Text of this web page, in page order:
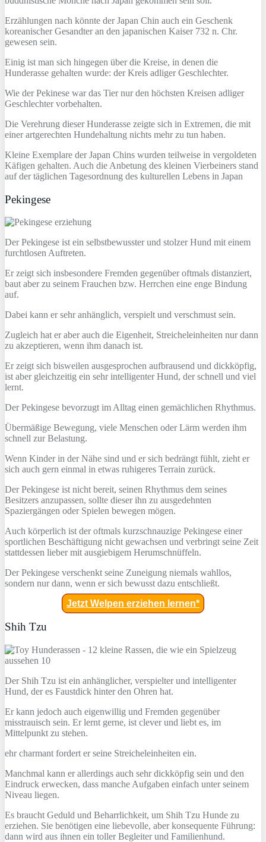
Erzählungen nach könnte der Japan Chin auch ein Geschenk
koreanischer Gesandter an den japanischen Kaiser 732 n. Chr.
gewesen sein.
Einig ist man sich hingegen über die Kreise, in denen die
Hunderasse gehalten wurde: der Kreis adliger Geschlechter.
Wie der Pekinese war das Tier nur den höchsten Kreisen adliger
Geschlechter vorbehalten.
Die Verehrung dieser Hunderasse zeigte sich in Extremen, die mit
einer artgerechten Hundehaltung nichts mehr zu tun haben.
Kleine Exemplare der Japan Chins wurden teilweise in vergoldeten
Käfigen gehalten. Auch die Anbetung des kleinen Vierbeiners stand
auf der täglichen Tagesordnung des kulturellen Lebens in Japan
Pekingese
Der Pekingese ist ein selbstbewusster und stolzer Hund mit einem
furchtlosen Auftreten.
Er zeigt sich insbesondere Fremden gegenüber oftmals distanziert,
baut aber zu seinem Frauchen bzw. Herrchen eine enge Bindung
auf.
Dabei kann er sehr anhänglich, verspielt und verschmust sein.
Zugleich hat er aber auch die Eigenheit, Streicheleinheiten nur dann
zu akzeptieren, wenn ihm danach ist.
Er zeigt sich bisweilen ausgesprochen aufbrausend und dickköpfig,
ist aber gleichzeitig ein sehr intelligenter Hund, der schnell und viel
lernt.
Der Pekingese bevorzugt im Alltag einen gemächlichen Rhythmus.
Übermäßige Bewegung, viele Menschen oder Lärm werden ihm
schnell zur Belastung.
Wenn Kinder in der Nähe sind und er sich bedrängt fühlt, zieht er
sich auch gern einmal in etwas ruhigeres Terrain zurück.
Der Pekingese ist nicht bereit, seinen Rhythmus dem seines
Besitzers anzupassen, sollte dieser ihn zu ausgedehnten
Spaziergängen oder Spielen bewegen mögen.
Auch körperlich ist der oftmals kurzschnauzige Pekingese einer
sportlichen Beschäftigung nicht gewachsen und verbringt seine Zeit
stattdessen lieber mit ausgiebigem Herumschnüffeln.
Der Pekingese verschenkt seine Zuneigung niemals wahllos,
sondern nur dann, wenn er sich bewusst dazu entschließt.
Jetzt Welpen erziehen lernen*
Shih Tzu
Der Shih Tzu ist ein anhänglicher, verspielter und intelligenter
Hund, der es Faustdick hinter den Ohren hat.
Er kann jedoch auch eigenwillig und Fremden gegenüber
misstrauisch sein. Er lernt gerne, ist clever und liebt es, im
Mittelpunkt zu stehen.
ehr charmant fordert er seine Streicheleinheiten ein.
Manchmal kann er allerdings auch sehr dickköpfig sein und den
Eindruck erwecken, dass manche Aufgaben einfach unter seinem
Niveau liegen.
Es braucht Geduld und Beharrlichkeit, um Shih Tzu Hunde zu
erziehen. Sie benötigen eine liebevolle, aber konsequente Führung:
dann wird aus ihnen ein toller Begleiter und Familienhund.